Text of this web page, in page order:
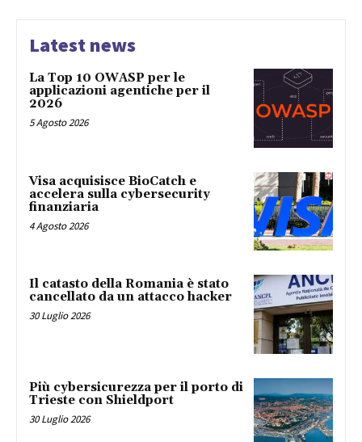
Latest news
La Top 10 OWASP per le
applicazioni agentiche per il
2026
5 Agosto 2026
Visa acquisisce BioCatch e
accelera sulla cybersecurity
finanziaria
4 Agosto 2026
Il catasto della Romania è stato
cancellato da un attacco hacker
30 Luglio 2026
Più cybersicurezza per il porto di
Trieste con Shieldport
30 Luglio 2026